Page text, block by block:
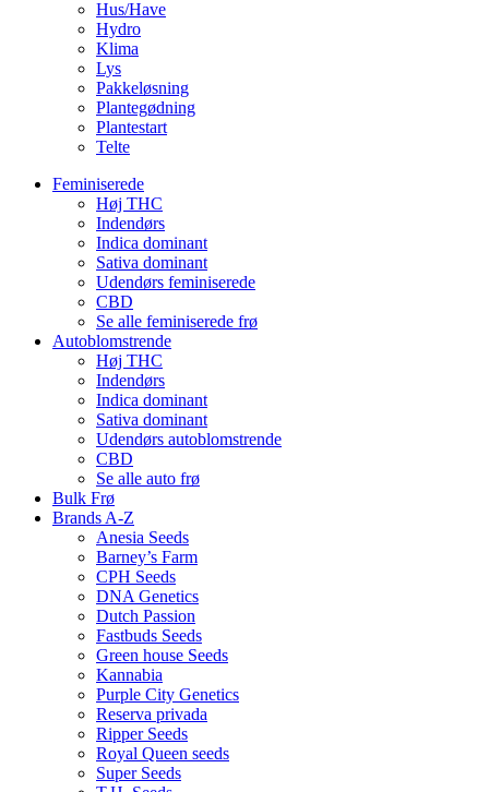
Hus/Have
Hydro
Klima
Lys
Pakkeløsning
Plantegødning
Plantestart
Telte
Feminiserede
Høj THC
Indendørs
Indica dominant
Sativa dominant
Udendørs feminiserede
CBD
Se alle feminiserede frø
Autoblomstrende
Høj THC
Indendørs
Indica dominant
Sativa dominant
Udendørs autoblomstrende
CBD
Se alle auto frø
Bulk Frø
Brands A-Z
Anesia Seeds
Barney’s Farm
CPH Seeds
DNA Genetics
Dutch Passion
Fastbuds Seeds
Green house Seeds
Kannabia
Purple City Genetics
Reserva privada
Ripper Seeds
Royal Queen seeds
Super Seeds